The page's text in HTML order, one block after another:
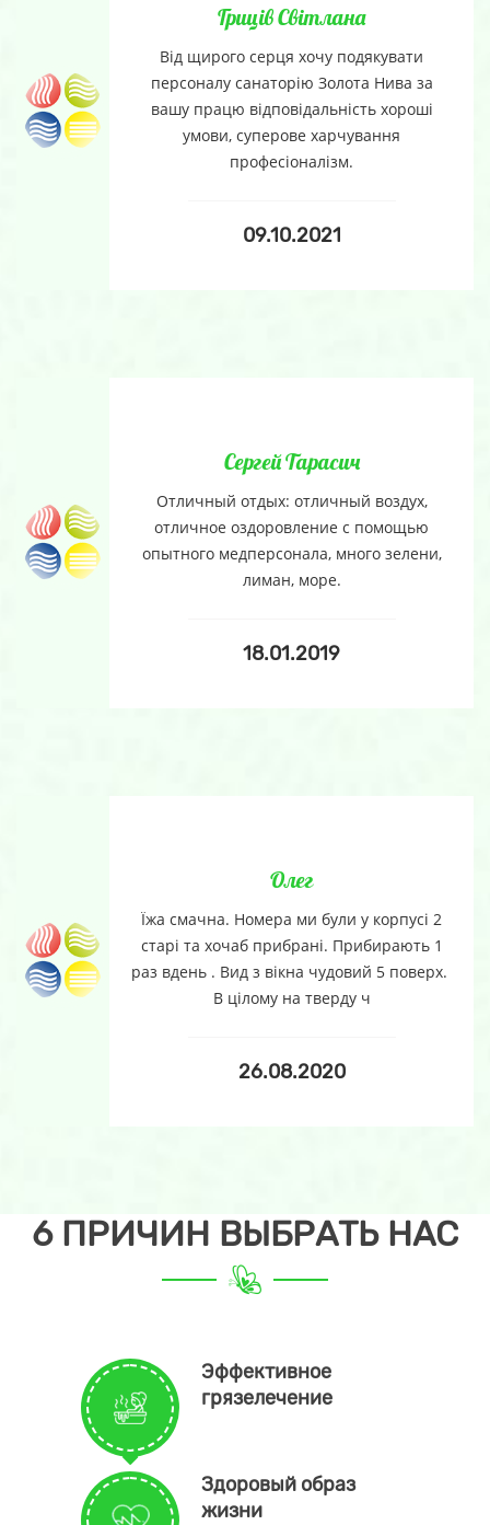
Гриців Світлана
Від щирого серця хочу подякувати
персоналу санаторію Золота Нива за
вашу працю відповідальність хороші
умови, суперове харчування
професіоналізм.
09.10.2021
Сергей Тарасич
Отличный отдых: отличный воздух,
отличное оздоровление с помощью
опытного медперсонала, много зелени,
лиман, море.
18.01.2019
Олег
Їжа смачна. Номера ми були у корпусі 2
старі та хочаб прибрані. Прибирають 1
раз вдень . Вид з вікна чудовий 5 поверх.
В цілому на тверду ч
26.08.2020
6 ПРИЧИН ВЫБРАТЬ НАС
Эффективное
грязелечение
Здоровый образ
жизни